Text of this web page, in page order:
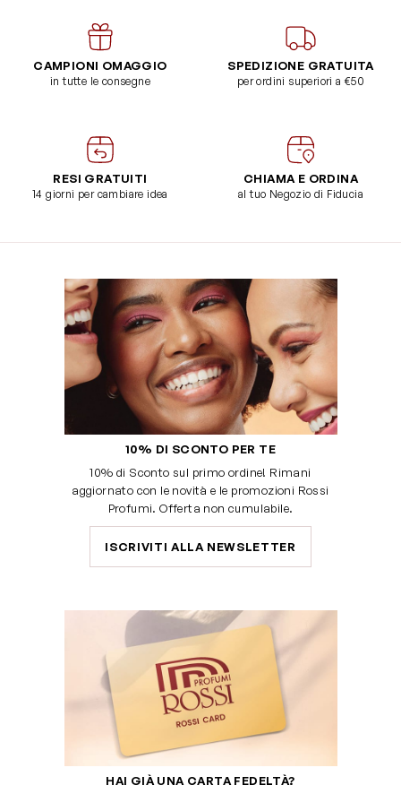
CAMPIONI OMAGGIO
in tutte le consegne
SPEDIZIONE GRATUITA
per ordini superiori a €50
RESI GRATUITI
14 giorni per cambiare idea
CHIAMA E ORDINA
al tuo Negozio di Fiducia
10% DI SCONTO PER TE
10% di Sconto sul primo ordine! Rimani
aggiornato con le novità e le promozioni Rossi
Profumi. Offerta non cumulabile.
ISCRIVITI ALLA NEWSLETTER
HAI GIÀ UNA CARTA FEDELTÀ?